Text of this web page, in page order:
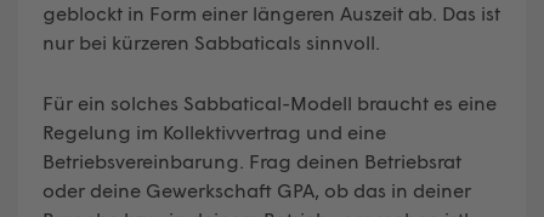
geblockt in Form einer längeren Auszeit ab. Das ist
nur bei kürzeren Sabbaticals sinnvoll.
Für ein solches Sabbatical-Modell braucht es eine
Regelung im Kollektivvertrag und eine
Betriebsvereinbarung. Frag deinen Betriebsrat
oder deine Gewerkschaft GPA, ob das in deiner